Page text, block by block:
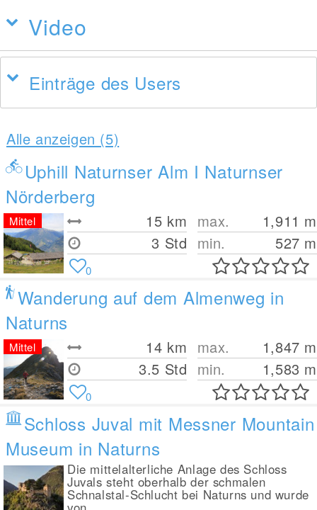
Video
Einträge des Users
Alle anzeigen (5)
Uphill Naturnser Alm I Naturnser
Nörderberg
15 km
3 Std
max. 1,911 m
min.
527 m
Mittel
0
Wanderung auf dem Almenweg in
Naturns
14 km
3.5 Std
max. 1,847 m
min.
1,583 m
Mittel
0
Schloss Juval mit Messner Mountain
Museum in Naturns
Die mittelalterliche Anlage des Schloss
Juvals steht oberhalb der schmalen
Schnalstal-Schlucht bei Naturns und wurde